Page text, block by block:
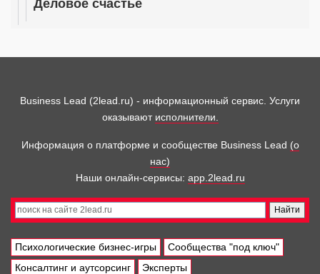
Деловое счастье
Business Lead (2lead.ru) - информационный сервис. Услуги
оказывают исполнители.
Информация о платформе и сообществе Business Lead (о
нас)
Наши онлайн-сервисы: app.2lead.ru
Психологические бизнес-игры
Сообщества "под ключ"
Консалтинг и аутсорсинг
Эксперты